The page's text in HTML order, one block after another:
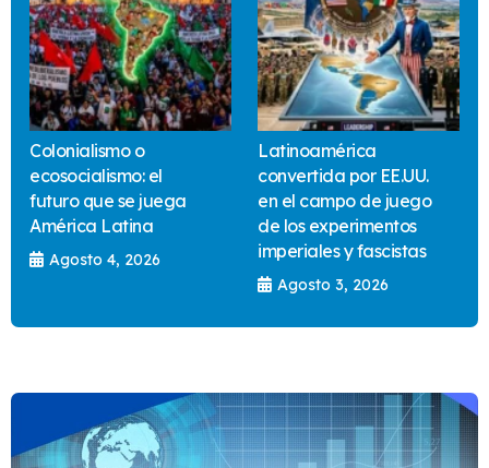
Colonialismo o
ecosocialismo: el
futuro que se juega
América Latina
Agosto 4, 2026
Latinoamérica
convertida por EE.UU.
en el campo de juego
de los experimentos
imperiales y fascistas
Agosto 3, 2026